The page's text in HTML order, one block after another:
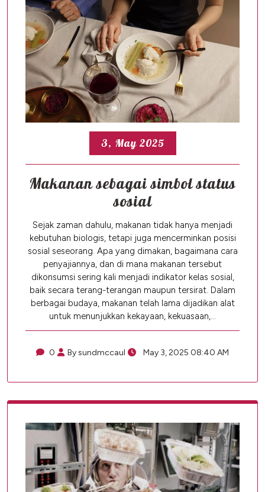
3, May 2025
Makanan sebagai simbol status
sosial
Sejak zaman dahulu, makanan tidak hanya menjadi
kebutuhan biologis, tetapi juga mencerminkan posisi
sosial seseorang. Apa yang dimakan, bagaimana cara
penyajiannya, dan di mana makanan tersebut
dikonsumsi sering kali menjadi indikator kelas sosial,
baik secara terang-terangan maupun tersirat. Dalam
berbagai budaya, makanan telah lama dijadikan alat
untuk menunjukkan kekayaan, kekuasaan,…
0 By sundmccaul May 3, 2025 08:40 AM